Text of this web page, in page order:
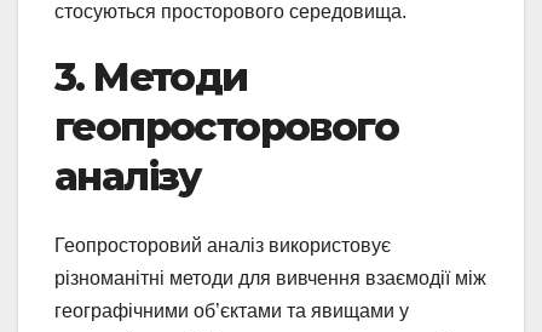
стосуються просторового середовища.
3. Методи
геопросторового
аналізу
Геопросторовий аналіз використовує
різноманітні методи для вивчення взаємодії між
географічними об’єктами та явищами у